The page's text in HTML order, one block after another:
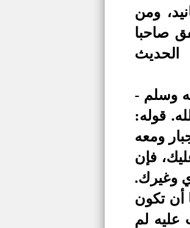
ومن
صاحبا
وسلم -
قوله:
ومعه
فإن
وغيرك.
أن تكون
عليه لم